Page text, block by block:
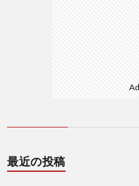
最近の投稿